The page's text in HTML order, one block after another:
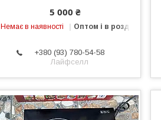
5 000 ₴
Немає в наявності Оптом і в роздріб
+380 (93) 780-54-58
Лайфселл